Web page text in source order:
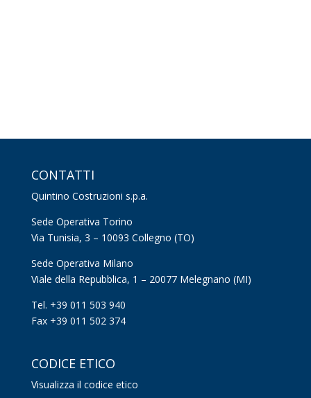
CONTATTI
Quintino Costruzioni s.p.a.
Sede Operativa Torino
Via Tunisia, 3 – 10093 Collegno (TO)
Sede Operativa Milano
Viale della Repubblica, 1 – 20077 Melegnano (MI)
Tel. +39 011 503 940
Fax +39 011 502 374
CODICE ETICO
Visualizza il codice etico